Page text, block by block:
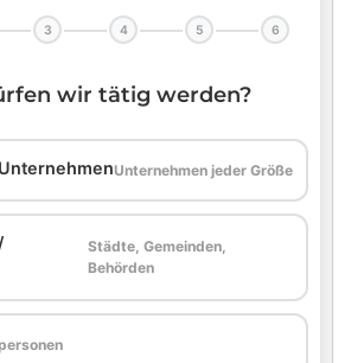
3 4 5 6
wir tätig werden?
Unternehmen jeder Größe
Städte, Gemeinden,
Behörden